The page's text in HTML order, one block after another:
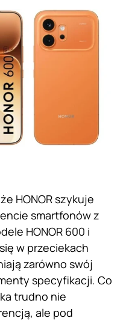
HONOR szykuje
smartfonów z
HONOR 600 i
w przeciekach
zarówno swój
specyfikacji. Co
trudno nie
ale pod